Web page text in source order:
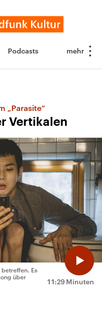
Podcasts
„Parasite“
Vertikalen
11:29 Minuten
betreffen. Es
über